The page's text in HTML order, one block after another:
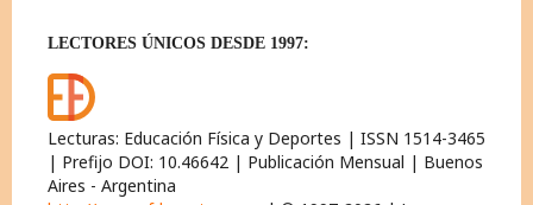
LECTORES ÚNICOS DESDE 1997:
Lecturas: Educación Física y Deportes | ISSN 1514-3465
| Prefijo DOI: 10.46642 | Publicación Mensual | Buenos
Aires - Argentina